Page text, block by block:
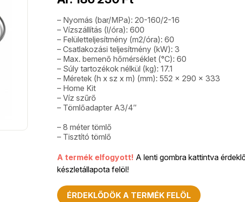
– Nyomás (bar/MPa): 20-160/2-16
– Vízszállítás (l/óra): 600
– Felületteljesítmény (m2/óra): 60
– Csatlakozási teljesítmény (kW): 3
– Max. bemenő hőmérséklet (°C): 60
– Súly tartozékok nélkül (kg): 17.1
– Méretek (h x sz x m) (mm): 552 x 290 x 333
– Home Kit
– Víz szűrő
– Tömlőadapter A3/4″
– 8 méter tömlő
– Tisztító tömlő
A termék elfogyott! A lenti gombra kattintva
készletállapota felöl!
ÉRDEKLŐDÖK A TERMÉK FELÖL